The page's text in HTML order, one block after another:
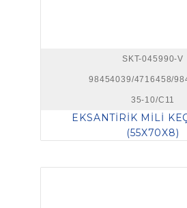
SKT-045990-V
98454039/4716458/
35-10/C11
EKSANTİRİK MİLİ
(55X70X8)